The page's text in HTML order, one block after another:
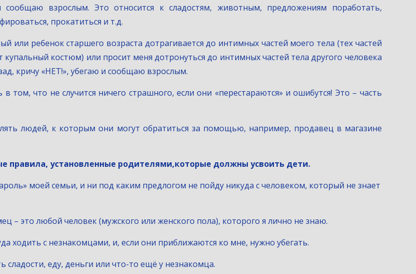
сообщаю взрослым. Это относится к сладостям, животным, предложениям поработать,
прокатиться и т.д.
или ребенок старшего возраста дотрагивается до интимных частей моего тела (тех частей
купальный костюм) или просит меня дотронуться до интимных частей тела другого человека
кричу «НЕТ!», убегаю и сообщаю взрослым.
в том, что не случится ничего страшного, если они «перестараются» и ошибутся! Это – часть
людей, к которым они могут обратиться за помощью, например, продавец в магазине
правила, установленные родителями,которые должны усвоить дети.
моей семьи, и ни под каким предлогом не пойду никуда с человеком, который не знает
– это любой человек (мужского или женского пола), которого я лично не знаю.
ходить с незнакомцами, и, если они приближаются ко мне, нужно убегать.
сладости, еду, деньги или что-то ещё у незнакомца.